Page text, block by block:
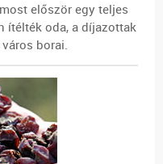
először egy teljes
ítélték oda, a díjazottak
borai.